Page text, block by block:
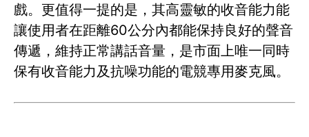
戲。更值得一提的是，其高靈敏的收音能力能
讓使用者在距離60公分內都能保持良好的聲音
傳遞，維持正常講話音量，是市面上唯一同時
保有收音能力及抗噪功能的電競專用麥克風。